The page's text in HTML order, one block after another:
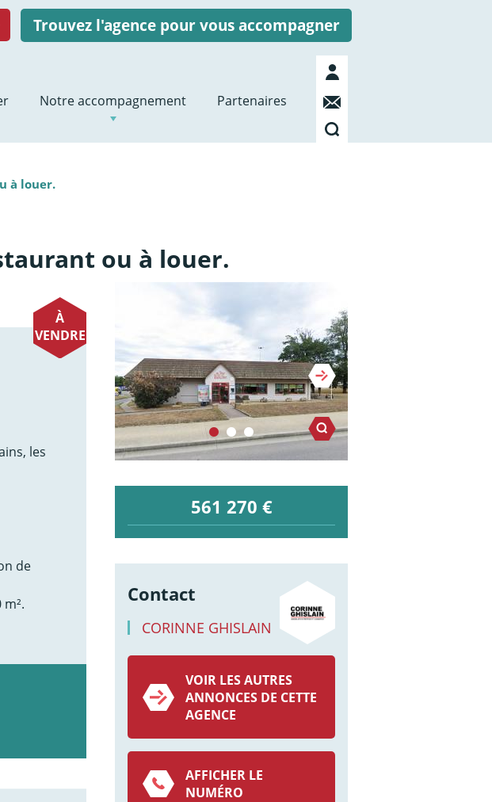
Trouvez l'agence pour vous accompagner
Notre accompagnement Partenaires
Mon
compte
Contact
Recherche
à louer.
ou à louer.
À
VENDRE
les
de
561 270 €
Contact
CORINNE GHISLAIN
VOIR LES AUTRES
ANNONCES DE CETTE
AGENCE
AFFICHER LE
NUMÉRO